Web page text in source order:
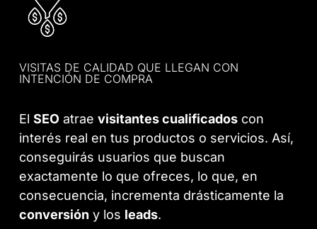
VISITAS DE CALIDAD QUE LLEGAN CON
INTENCIÓN DE COMPRA
ElSEO atraevisitantes cualificados con
interés real en tus productos o servicios. Así,
conseguirás usuarios que buscan
exactamente lo que ofreces, lo que, en
consecuencia, incrementa drásticamente la
conversión y los leads.